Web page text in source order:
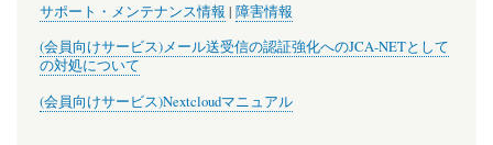
サポート・メンテナンス情報 | 障害情報
(会員向けサービス)メール送受信の認証強化へのJCA-NETとして
の対処について
(会員向けサービス)Nextcloudマニュアル